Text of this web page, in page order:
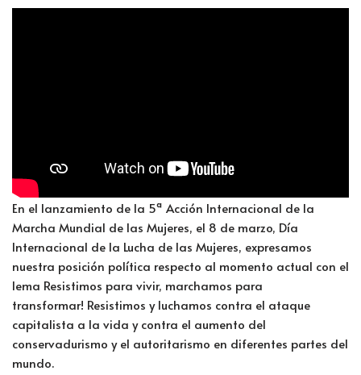
En el lanzamiento de la 5ª Acción Internacional de la
Marcha Mundial de las Mujeres, el 8 de marzo, Día
Internacional de la Lucha de las Mujeres, expresamos
nuestra posición política respecto al momento actual con el
lema Resistimos para vivir, marchamos para
transformar! Resistimos y luchamos contra el ataque
capitalista a la vida y contra el aumento del
conservadurismo y el autoritarismo en diferentes partes del
mundo.